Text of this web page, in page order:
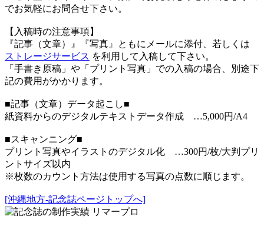
でお気軽にお問合せ下さい。
【入稿時の注意事項】
『記事（文章）』『写真』ともにメールに添付、若しくは
ストレージサービス を利用して入稿して下さい。
「手書き原稿」や「プリント写真」での入稿の場合、別途下
記の費用がかかります。
■記事（文章）データ起こし■
紙資料からのデジタルテキストデータ作成 …5,000円/A4
■スキャンニング■
プリント写真やイラストのデジタル化 …300円/枚/大判プリ
ントサイズ以内
※枚数のカウント方法は使用する写真の点数に順じます。
[沖縄地方-記念誌ページトップへ]